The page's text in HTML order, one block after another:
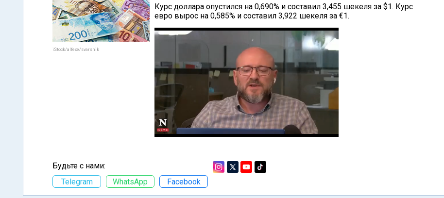
iStock/alfexe/svarshik
Курс доллара опустился на 0,690% и составил 3,455 шекеля за $1. Курс
евро вырос на 0,585% и составил 3,922 шекеля за €1.
Будьте с нами:
Telegram
WhatsApp Facebook